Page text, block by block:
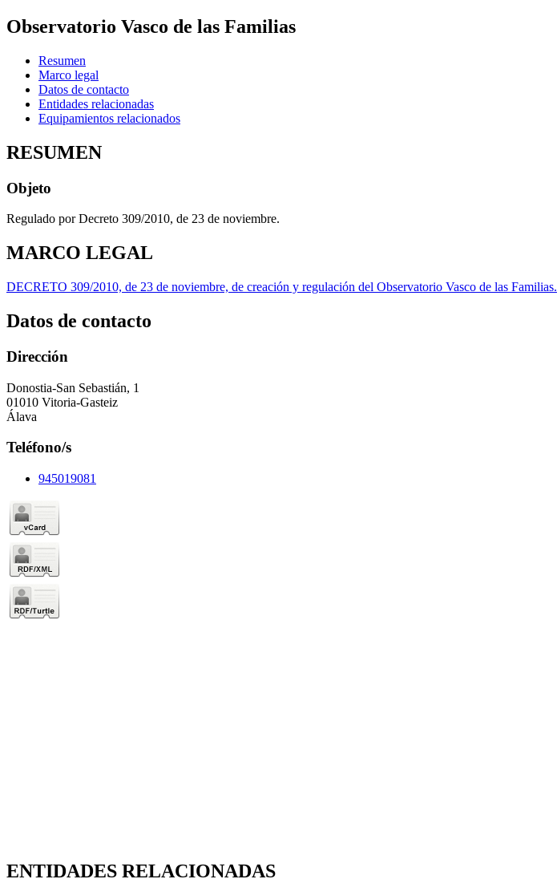
Observatorio Vasco de las Familias
Resumen
Marco legal
Datos de contacto
Entidades relacionadas
Equipamientos relacionados
RESUMEN
Objeto
Regulado por Decreto 309/2010, de 23 de noviembre.
MARCO LEGAL
DECRETO 309/2010, de 23 de noviembre, de creación y regulación del Observatorio Vasco de las Familias.
Datos de contacto
Dirección
Donostia-San Sebastián, 1
01010 Vitoria-Gasteiz
Álava
Teléfono/s
945019081
ENTIDADES RELACIONADAS